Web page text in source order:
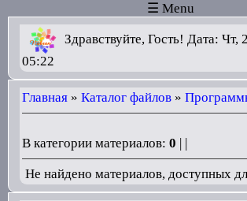
☰ Menu
Здравствуйте, Гость! Дата: Чт,
05:22
Главная» Каталог файлов»
В категории материалов: 0
Не найдено материалов, доступных